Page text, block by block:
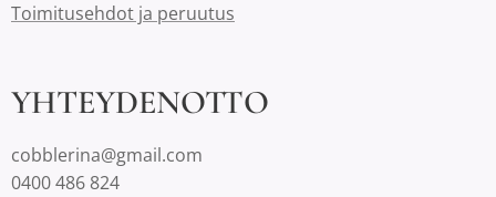
Toimitusehdot ja peruutus
YHTEYDENOTTO
cobblerina@gmail.com
0400 486 824